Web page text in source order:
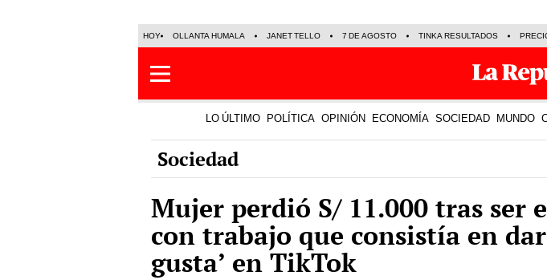
HOY OLLANTA HUMALA JANET TELLO 7 DE AGOSTO TINKA RESULTADOS
LO ÚLTIMO POLÍTICA OPINIÓN ECONOMÍA SOCIEDAD MUNDO
Sociedad
Mujer perdió S/ 11.000 tras ser
con trabajo que consistía en dar
gusta’ en TikTok